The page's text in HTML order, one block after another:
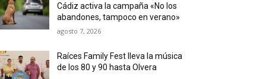
Cádiz activa la campaña «No los
abandones, tampoco en verano»
agosto 7, 2026
Raíces Family Fest lleva la música
de los 80 y 90 hasta Olvera